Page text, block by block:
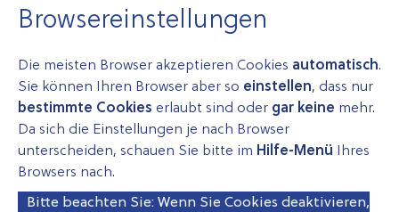
Browsereinstellungen
Die meisten Browser akzeptieren Cookies automatisch.
Sie können Ihren Browser aber so einstellen, dass nur
bestimmte Cookies erlaubt sind oder gar keine mehr.
Da sich die Einstellungen je nach Browser
unterscheiden, schauen Sie bitte im Hilfe-Menü Ihres
Browsers nach.
Bitte beachten Sie: Wenn Sie Cookies deaktivieren,